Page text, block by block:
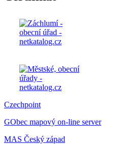
Czechpoint
GObec mapový on-line server
MAS Český západ